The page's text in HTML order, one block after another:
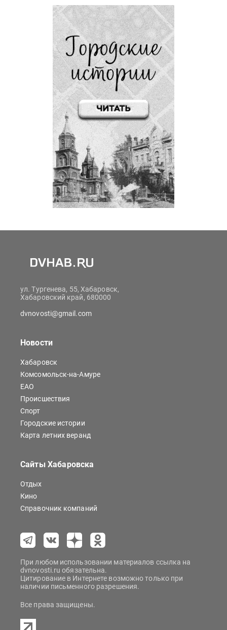
ул. Тургенева, 55, Хабаровск,
Хабаровский край, 680000
dvnovosti@gmail.com
Новости
Хабаровск
Комсомольск-на-Амуре
ЕАО
Происшествия
Спорт
Городские истории
Карта летних веранд
Сайты Хабаровска
Отдых
Кино
Справочник компаний
При любом использовании материалов ссылка на
dvnovosti.ru обязательна.
Цитирование в Интернете возможно только при
наличии письменного разрешения.
Все права защищены.